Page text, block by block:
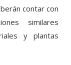
contar con
similares
y plantas